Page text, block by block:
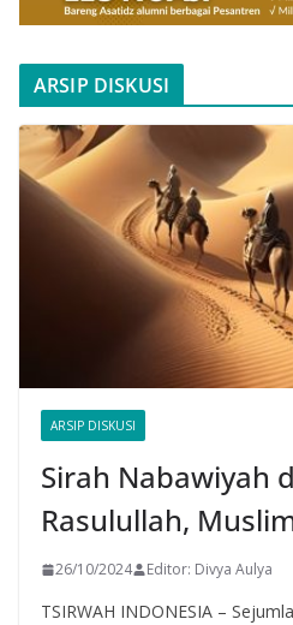
ARSIP DISKUSI
ARSIP DISKUSI
Sirah Nabawiyah
Rasulullah,
26/10/2024 Editor: Divya Aulya
TSIRWAH INDONESIA –